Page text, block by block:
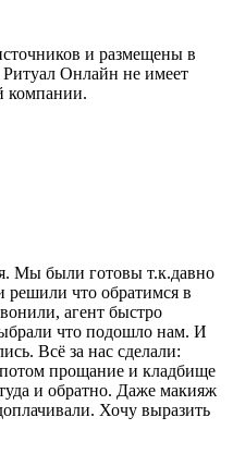
и размещены в
Онлайн не имеет
компании.
Мы были готовы т.к.давно
решили что обратимся в
агент быстро
что подошло нам. И
Всё за нас сделали:
прощание и кладбище
и обратно. Даже макияж
Хочу выразить